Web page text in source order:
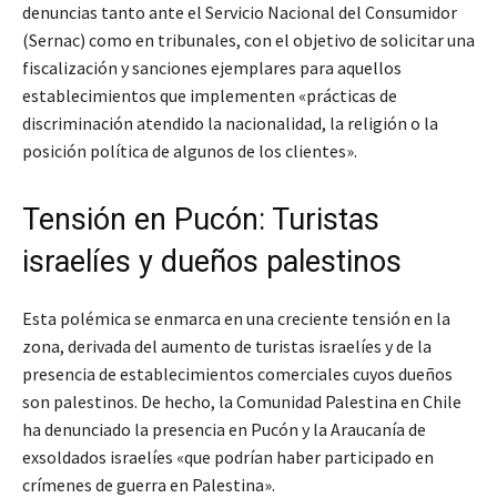
denuncias tanto ante el Servicio Nacional del Consumidor
(Sernac) como en tribunales, con el objetivo de solicitar una
fiscalización y sanciones ejemplares para aquellos
establecimientos que implementen «prácticas de
discriminación atendido la nacionalidad, la religión o la
posición política de algunos de los clientes».
Tensión en Pucón: Turistas
israelíes y dueños palestinos
Esta polémica se enmarca en una creciente tensión en la
zona, derivada del aumento de turistas israelíes y de la
presencia de establecimientos comerciales cuyos dueños
son palestinos. De hecho, la Comunidad Palestina en Chile
ha denunciado la presencia en Pucón y la Araucanía de
exsoldados israelíes «que podrían haber participado en
crímenes de guerra en Palestina».